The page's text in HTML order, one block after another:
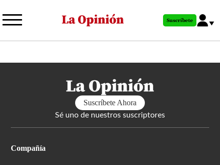
al
principal
Suscríbete
Suscríbete Ahora
Sé uno de nuestros suscriptores
Compañía